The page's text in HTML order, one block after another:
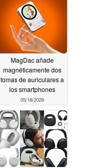
MagDac añade
magnéticamente dos
tomas de auriculares a
los smartphones
05/18/2026